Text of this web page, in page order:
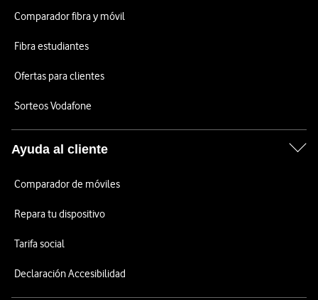
Comparador fibra y móvil
Fibra estudiantes
Ofertas para clientes
Sorteos Vodafone
Ayuda al cliente
Comparador de móviles
Repara tu dispositivo
Tarifa social
Declaración Accesibilidad